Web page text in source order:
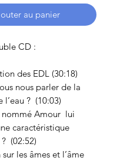
au panier
CD :
des EDL (30:18)
nous parler de la
l’eau ? (10:03)
nommé Amour lui
caractéristique
(02:52)
les âmes et l’âme